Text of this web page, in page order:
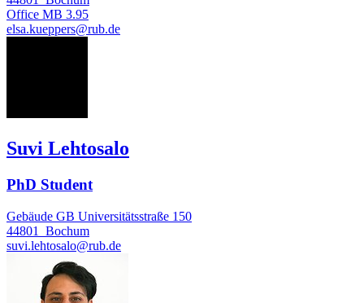
Office MB 3.95
elsa.kueppers@rub.de
Suvi Lehtosalo
PhD Student
Gebäude GB Universitätsstraße 150
44801
Bochum
suvi.lehtosalo@rub.de